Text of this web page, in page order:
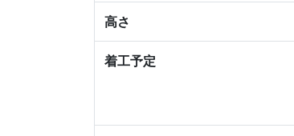
高さ
着工予定